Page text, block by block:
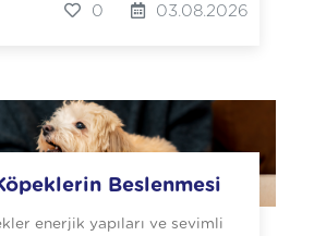
0 03.08.2026
Beslenmesi
enerjik yapıları ve sevimli